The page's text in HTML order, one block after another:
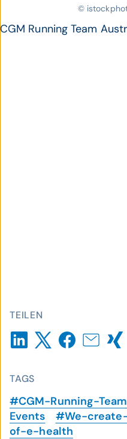
©
CGM Running Team
TEILEN
TAGS
#CGM-Running-Team
Events
#We-
of-e-health